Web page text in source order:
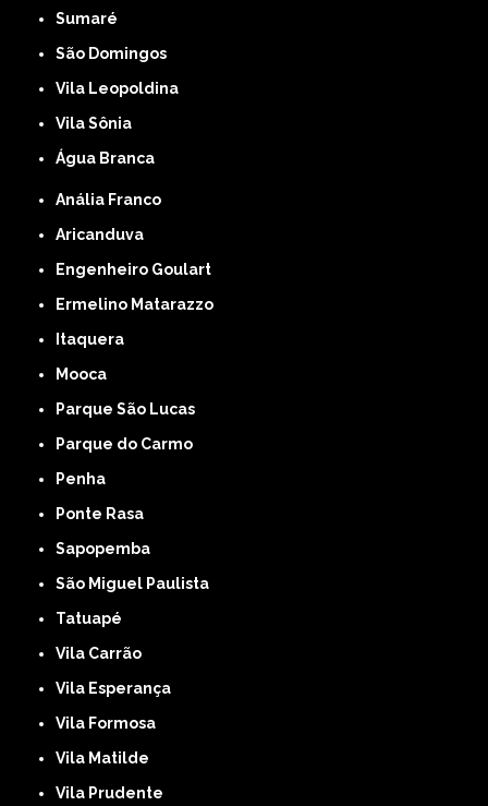
Sumaré
São Domingos
Vila Leopoldina
Vila Sônia
Água Branca
Anália Franco
Aricanduva
Engenheiro Goulart
Ermelino Matarazzo
Itaquera
Mooca
Parque São Lucas
Parque do Carmo
Penha
Ponte Rasa
Sapopemba
São Miguel Paulista
Tatuapé
Vila Carrão
Vila Esperança
Vila Formosa
Vila Matilde
Vila Prudente